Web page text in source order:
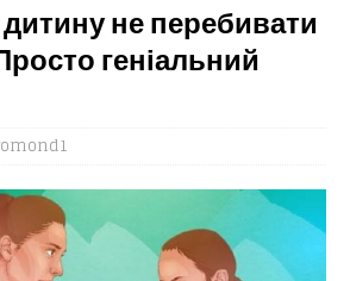
не перебивати
геніальний